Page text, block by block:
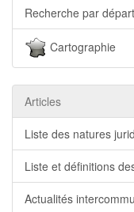
Recherche par
Cartographie
Articles
Liste des natures
Liste et définitions
Actualités